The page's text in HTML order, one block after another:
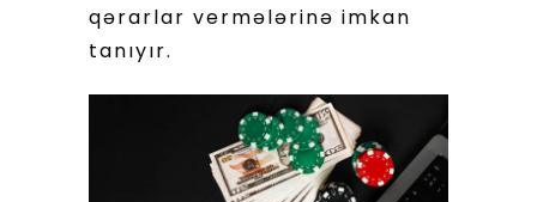
qərarlar vermələrinə imkan
tanıyır.